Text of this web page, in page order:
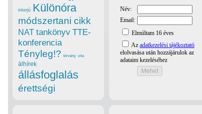
interjú Különóra
módszertani cikk
NAT tankönyv TTE-
konferencia
Tényleg!? törvény vita
álhírek
állásfoglalás
érettségi